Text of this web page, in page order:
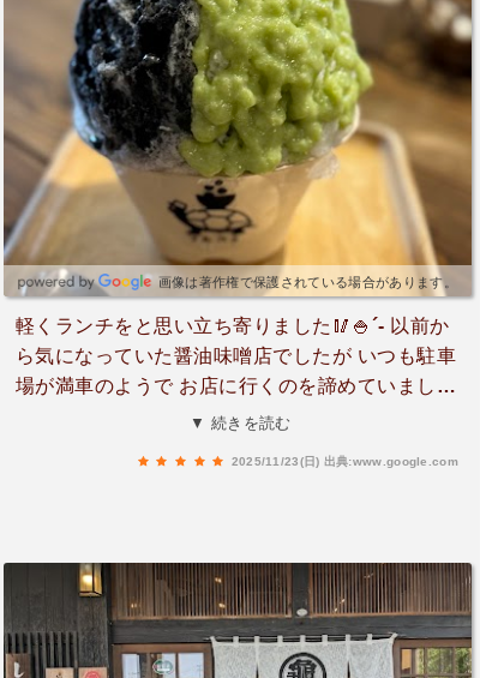
画像は著作権で保護されている場合があります。
軽くランチをと思い立ち寄りました🥢🍚´- 以前か
ら気になっていた醤油味噌店でしたが いつも駐車
場が満車のようで お店に行くのを諦めていました
お味噌が綺麗にオシャレに並べられていて お店の
人が優しく出迎えてくれました☺️ 小さな一汁一飯
の洋風と和風を注文し食べました😋 私は さつま
いもご飯 団子汁を 娘は さつまいもご飯と甘酒と
▼ 続きを読む
2025/11/23(日) 出典:www.google.com